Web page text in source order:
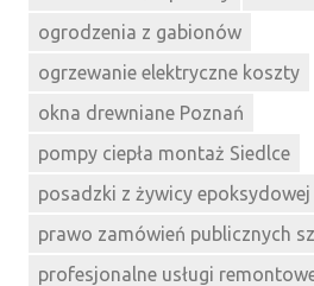
ogrodzenia z gabionów
ogrzewanie elektryczne koszty
okna drewniane Poznań
pompy ciepła montaż Siedlce
posadzki z żywicy epoksydowej
prawo zamówień publicznych
profesjonalne usługi